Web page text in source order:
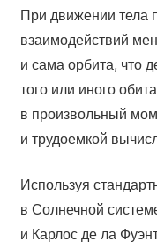
При движении тела
взаимодействий
и сама орбита, что
того или иного
в произвольный
и трудоемкой
Используя
в Солнечной
и Карлос де ла